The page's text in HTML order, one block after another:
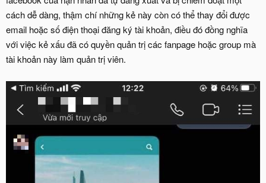
cách dễ dàng, thậm chí những kẻ này còn có thể thay đổi được
email hoặc số điện thoại đăng ký tài khoản, điều đó đồng nghĩa
với việc kẻ xấu đã có quyền quản trị các fanpage hoặc group mà
tài khoản này làm quản trị viên.